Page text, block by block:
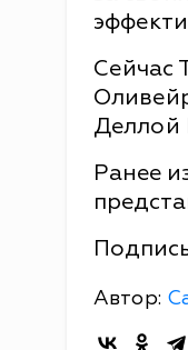
Сейчас
Деллой
Ранее
Автор: